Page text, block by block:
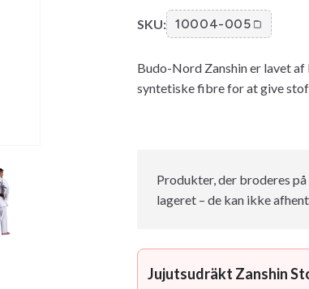
SKU: 10004-005
Budo-Nord Zanshin er lavet
syntetiske fibre for at give
Produkter, der broderes
lageret – de kan ikke
Jujutsudräkt Zanshin